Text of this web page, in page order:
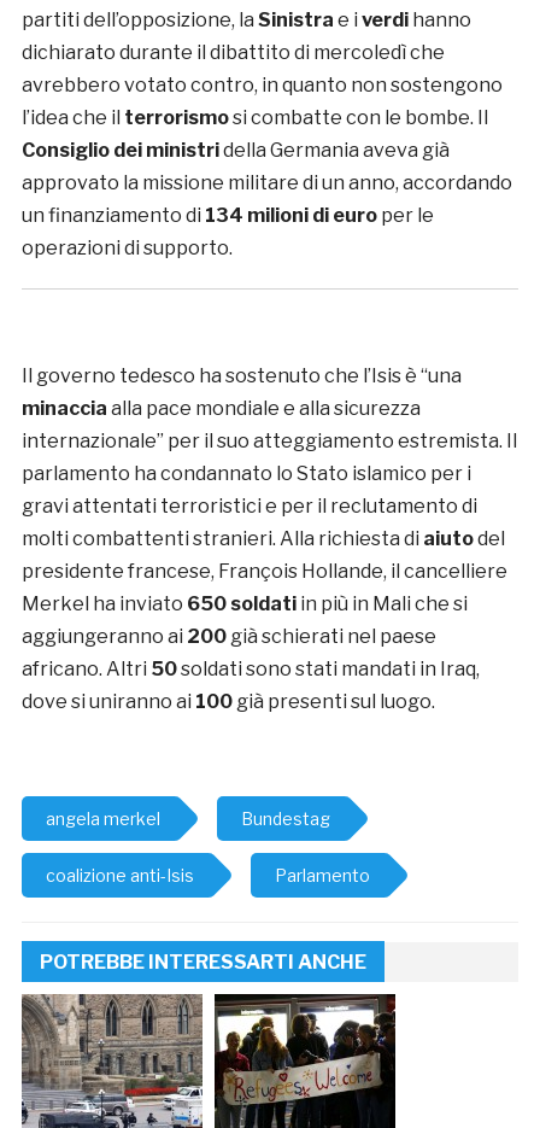
partiti dell’opposizione, la Sinistra e i verdihanno
dichiarato durante il dibattito di mercoledì che
avrebbero votato contro, in quanto non sostengono
l’idea che il terrorismosi combatte con le bombe. Il
Consiglio dei ministridella Germania aveva già
approvato la missione militare di un anno, accordando
un finanziamento di 134 milioni di europer le
operazioni di supporto.
Il governo tedesco ha sostenuto che l’Isis è “una
minaccia alla pace mondiale e alla sicurezza
internazionale” per il suo atteggiamento estremista. Il
parlamento ha condannato lo Stato islamico per i
gravi attentati terroristici e per il reclutamento di
molti combattenti stranieri. Alla richiesta di aiutodel
presidente francese, François Hollande, il cancelliere
Merkel ha inviato 650 soldatiin più in Mali che si
aggiungeranno ai 200già schierati nel paese
africano. Altri 50soldati sono stati mandati in Iraq,
dove si uniranno ai 100già presenti sul luogo.
angela merkel Bundestag
coalizione anti-Isis Parlamento
POTREBBE INTERESSARTI ANCHE